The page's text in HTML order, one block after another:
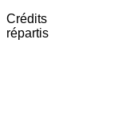
Crédits
répartis